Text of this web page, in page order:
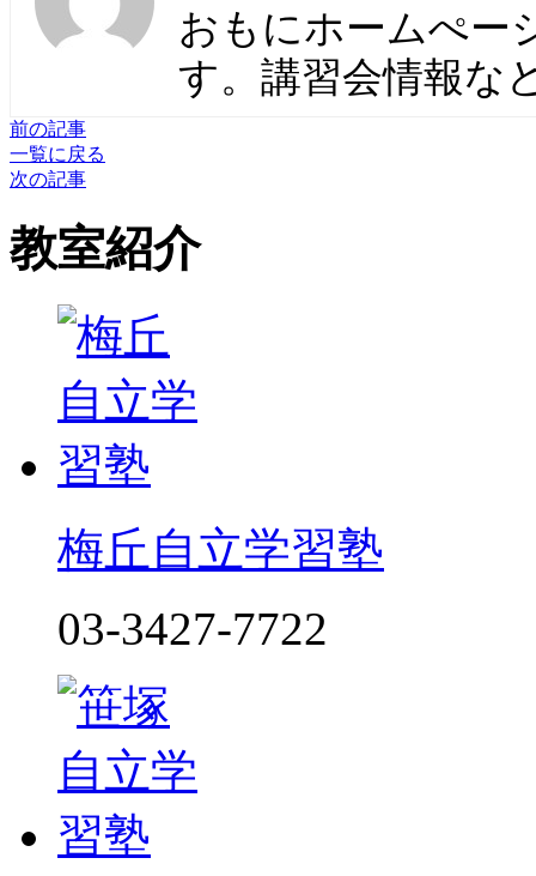
おもにホームぺー
す。講習会情報な
前の記事
一覧に戻る
次の記事
教室紹介
梅丘自立学習塾
03-3427-7722